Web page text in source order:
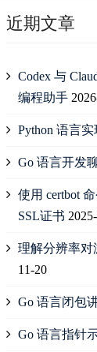
近期文章
Codex 与
编程助手
Python 语言
Go 语言开发
使用 certbot
SSL证书
理解分辨率对
11-20
Go 语言闭包
Go 语言指针